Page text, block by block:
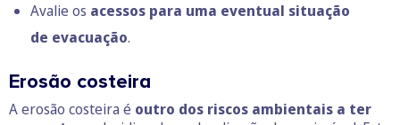
Avalie os acessos para uma eventual situação
de evacuação.
Erosão costeira
A erosão costeira é outro dos riscos ambientais a ter